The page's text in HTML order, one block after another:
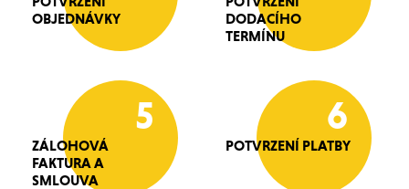
OBJEDNÁVKY
DODACÍHO
TERMÍNU
5
ZÁLOHOVÁ
FAKTURA A
SMLOUVA
6
POTVRZENÍ PLATBY